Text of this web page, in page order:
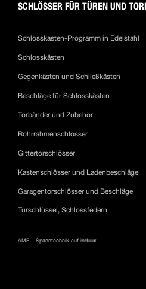
SCHLÖSSER FÜR TÜREN UND
Schlosskasten-Programm in Edelstahl
Schlosskästen
Gegenkästen und Schließkästen
Beschläge für Schlosskästen
Torbänder und Zubehör
Rohrrahmenschlösser
Gittertorschlösser
Kastenschlösser und Ladenbeschläge
Garagentorschlösser und Beschläge
Türschlüssel, Schlossfedern
AMF – Spanntechnik auf induux